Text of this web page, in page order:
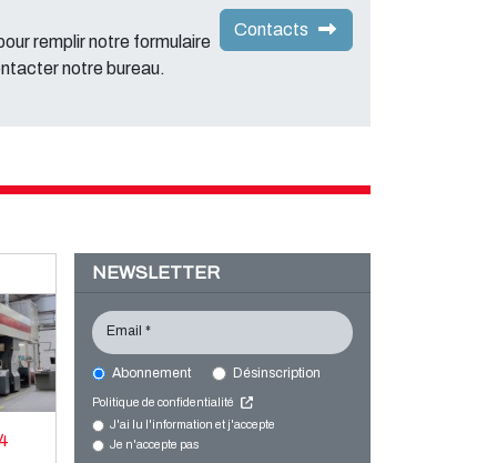
remplir notre formulaire
notre bureau.
Contacts
NEWSLETTER
Email *
Abonnement Désinscription
Politique de confidentialité
J'ai lu l'information et j'accepte
Je n'accepte pas